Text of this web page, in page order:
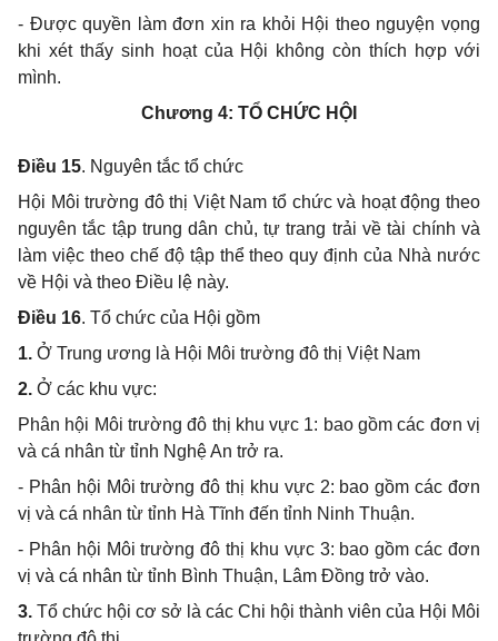
- Được quyền làm đơn xin ra khỏi Hội theo nguyện vọng
khi xét thấy sinh hoạt của Hội không còn thích hợp với
mình.
Chương 4: TỔ CHỨC HỘI
Điều 15. Nguyên tắc tổ chức
Hội Môi trường đô thị Việt Nam tổ chức và hoạt động theo
nguyên tắc tập trung dân chủ, tự trang trải về tài chính và
làm việc theo chế độ tập thể theo quy định của Nhà nước
về Hội và theo Điều lệ này.
Điều 16. Tổ chức của Hội gồm
1. Ở Trung ương là Hội Môi trường đô thị Việt Nam
2. Ở các khu vực:
Phân hội Môi trường đô thị khu vực 1: bao gồm các đơn vị
và cá nhân từ tỉnh Nghệ An trở ra.
- Phân hội Môi trường đô thị khu vực 2: bao gồm các đơn
vị và cá nhân từ tỉnh Hà Tĩnh đến tỉnh Ninh Thuận.
- Phân hội Môi trường đô thị khu vực 3: bao gồm các đơn
vị và cá nhân từ tỉnh Bình Thuận, Lâm Đồng trở vào.
3. Tổ chức hội cơ sở là các Chi hội thành viên của Hội Môi